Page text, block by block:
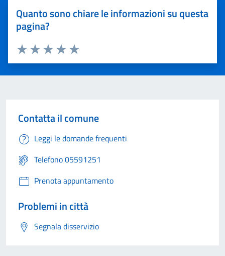
Quanto sono chiare le informazioni su questa
pagina?
Valuta 5 stelle su 5
Valuta 4 stelle su 5
Valuta 3 stelle su 5
Valuta 2 stelle su 5
Valuta 1 stelle su 5
Contatta il comune
Leggi le domande frequenti
Telefono 05591251
Prenota appuntamento
Problemi in città
Segnala disservizio